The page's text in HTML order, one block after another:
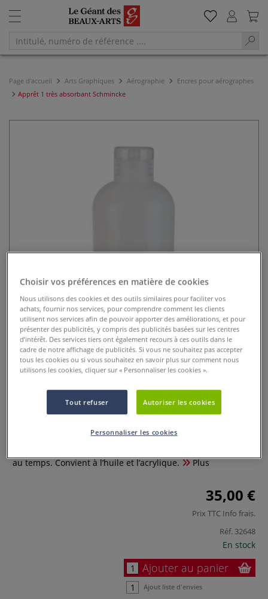
Page d'accueil Arts Graphiques Aérographie
Encres pour aérographes
Apprêt 1 très absorbant Schmincke
Apprêt 1 très absorbant
Schmincke
0 Commentaires
au temps. Convient à l’huile et l’acrylique.
Plus
35,00 €
Prix TTC Info frais.
Réf. 32648
En stock
Ajouter au panier
Ajout liste d'envies
Choisir vos préférences en matière de cookies
Nous utilisons des cookies et des outils similaires pour faciliter vos
achats, fournir nos services, pour comprendre comment les clients
utilisent nos services afin de pouvoir apporter des améliorations, et pour
présenter des publicités, y compris des publicités basées sur les centres
d’intérêt. Des services tiers ont également recours à ces outils dans le
cadre de notre affichage de publicités. Si vous ne souhaitez pas accepter
tous les cookies ou si vous souhaitez en savoir plus sur comment nous
utilisons les cookies, cliquer sur « Personnaliser les cookies ».
Tout refuser Autoriser les cookies
Personnaliser les cookies